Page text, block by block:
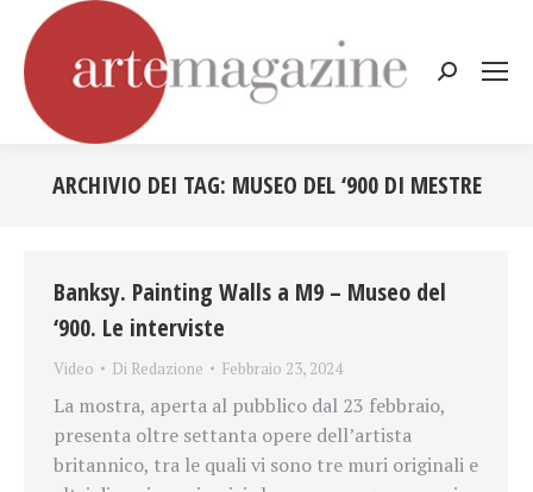
Cerca:
ARCHIVIO DEI TAG: MUSEO DEL ‘900 DI MESTRE
Banksy. Painting Walls a M9 – Museo del
‘900. Le interviste
Video Di Redazione Febbraio 23, 2024
La mostra, aperta al pubblico dal 23 febbraio,
presenta oltre settanta opere dell’artista
britannico, tra le quali vi sono tre muri originali e